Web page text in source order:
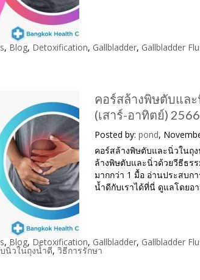
, Blog, Detoxification, Gallbladder, Gallbladder
คอร์สล้างพิษตับแล
(เสาร์-อาทิตย์) 2566
Posted by: pond,
คอร์สล้างพิษตับและนิ่วในถุ
ล้างพิษตับและนิ่วด้วยวีธีธร
มากกว่า 1 มื้อ อ่านประสบก
น้ำดีกับเราได้ที่นี่ ดูแลโดยอ
, Blog, Detoxification, Gallbladder, Gallbladder
นิ่วในถุงน้ำดี, วิธีการรักษา